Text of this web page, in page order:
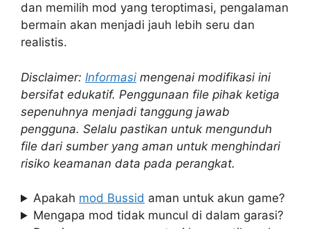
dan memilih mod yang teroptimasi, pengalaman
bermain akan menjadi jauh lebih seru dan
realistis.
Disclaimer: Informasi mengenai modifikasi ini
bersifat edukatif. Penggunaan file pihak ketiga
sepenuhnya menjadi tanggung jawab
pengguna. Selalu pastikan untuk mengunduh
file dari sumber yang aman untuk menghindari
risiko keamanan data pada perangkat.
Apakah mod Bussid aman untuk akun game?
Mengapa mod tidak muncul di dalam garasi?